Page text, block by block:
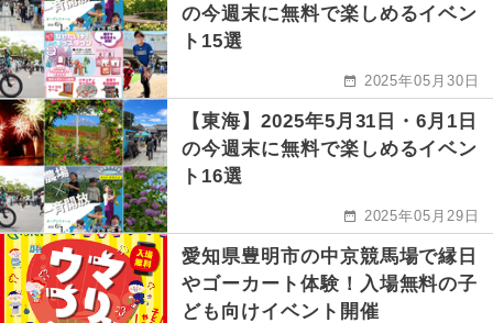
の今週末に無料で楽しめるイベン
ト15選
2025年05月30日
【東海】2025年5月31日・6月1日
の今週末に無料で楽しめるイベン
ト16選
2025年05月29日
愛知県豊明市の中京競馬場で縁日
やゴーカート体験！入場無料の子
ども向けイベント開催